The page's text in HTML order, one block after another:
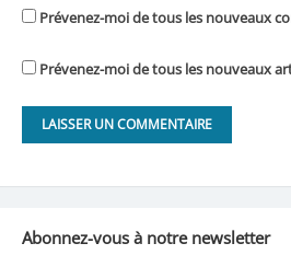
Prévenez-moi de tous les nouveaux
Prévenez-moi de tous les nouveaux
Abonnez-vous à notre newsletter